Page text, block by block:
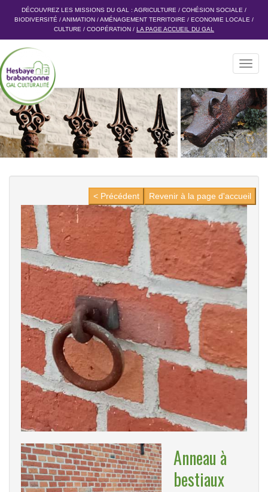
DÉCOUVREZ LES MISSIONS DU GAL : AGRICULTURE / COHÉSION SOCIALE /
BIODIVERSITÉ /ANIMATION /AMÉNAGEMENT TERRITOIRE / ECONOMIE LOCALE /
CULTURE / COOPÉRATION / LA PAGE ACCUEIL DU GAL
Revenir à la page d'accueil
< Précédent
Anneau à
bestiaux